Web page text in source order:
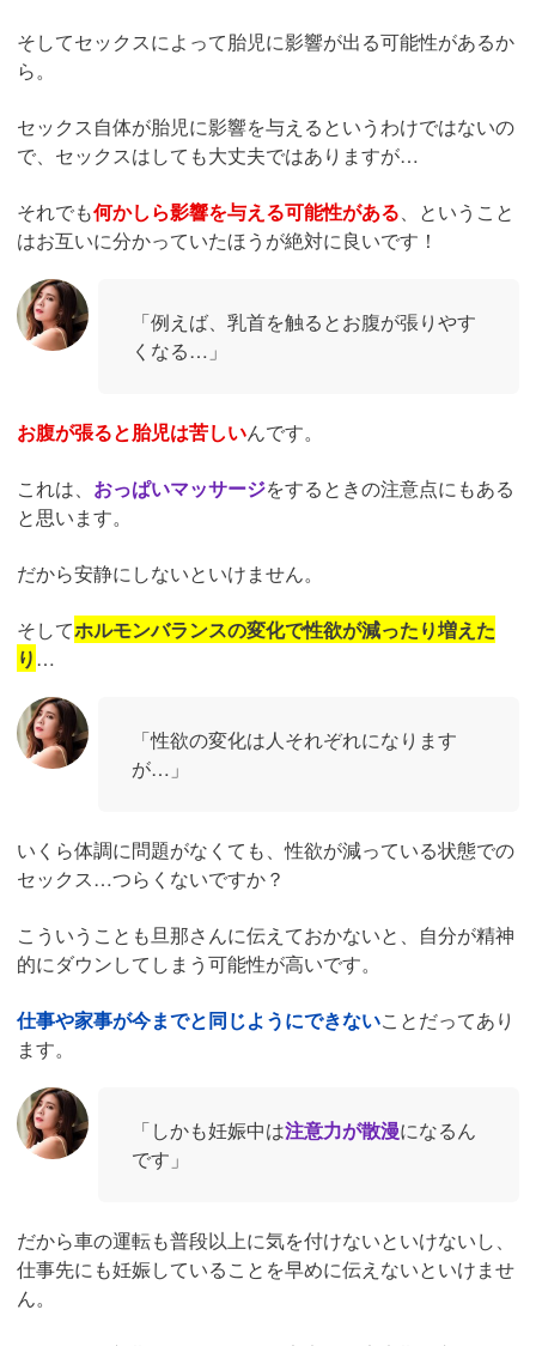
そしてセックスによって胎児に影響が出る可能性があるか
ら。
セックス自体が胎児に影響を与えるというわけではないの
で、セックスはしても大丈夫ではありますが…
それでも何かしら影響を与える可能性がある、ということ
はお互いに分かっていたほうが絶対に良いです！
「例えば、乳首を触るとお腹が張りやす
くなる…」
お腹が張ると胎児は苦しいんです。
これは、 おっぱいマッサージをするときの注意点にもある
と思います。
だから安静にしないといけません。
そしてホルモンバランスの変化で性欲が減ったり増えた
り…
「性欲の変化は人それぞれになります
が…」
いくら体調に問題がなくても、性欲が減っている状態での
セックス…つらくないですか？
こういうことも旦那さんに伝えておかないと、自分が精神
的にダウンしてしまう可能性が高いです。
仕事や家事が今までと同じようにできないことだってあり
ます。
「しかも妊娠中は注意力が散漫になるん
です」
だから車の運転も普段以上に気を付けないといけないし、
仕事先にも妊娠していることを早めに伝えないといけませ
ん。